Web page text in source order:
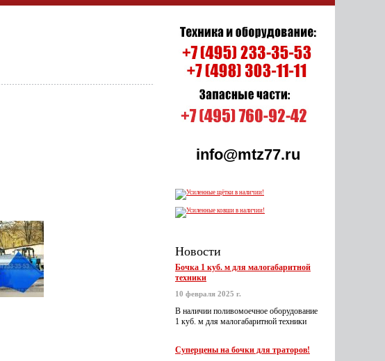
info@mtz77.ru
Новости
Бочка 1 куб. м для малогабаритной
техники
10 февраля 2025 г.
В наличии поливомоечное оборудование
1 куб. м для малогабаритной техники
Суперцены на бочки для траторов!